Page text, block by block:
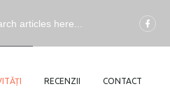
RECENZII CONTACT